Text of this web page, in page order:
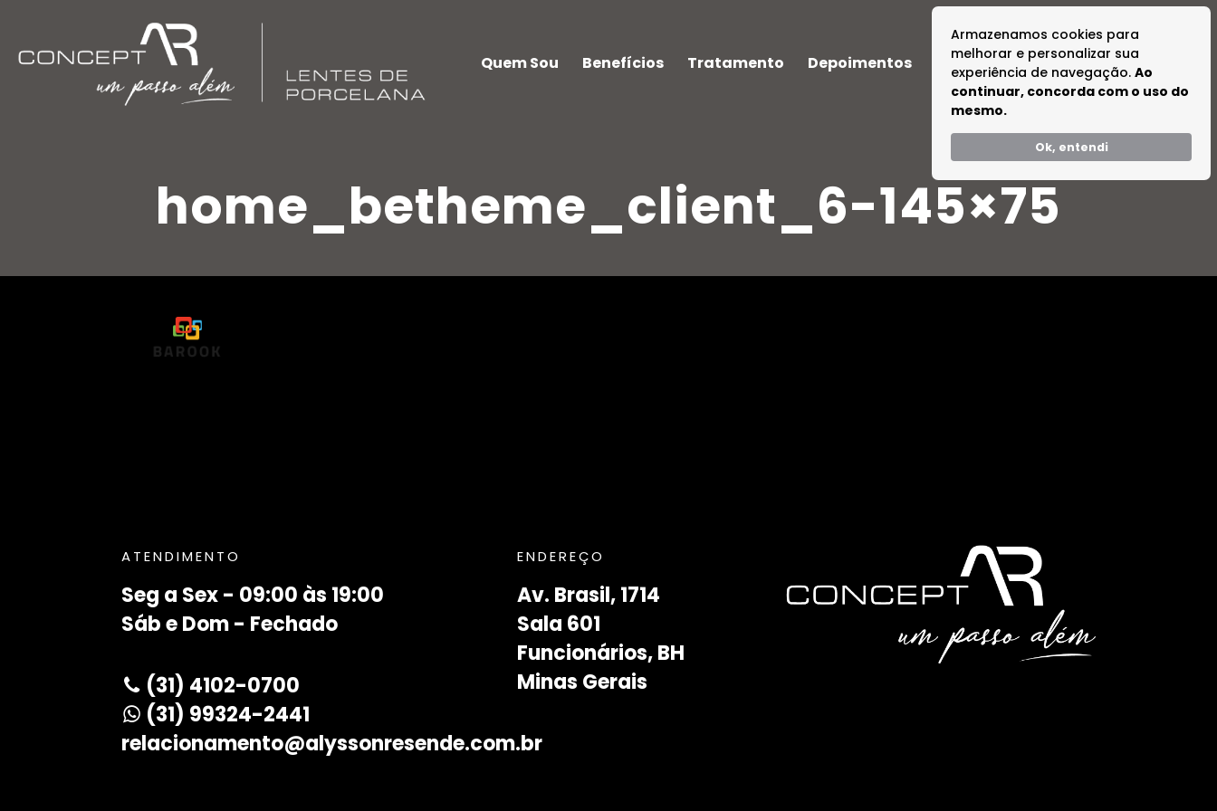
Armazenamos cookies para
melhorar e personalizar sua
experiência de navegação. Ao
continuar, concorda com o uso do
mesmo.
Ok, entendi
Quem Sou Benefícios Tratamento Depoimentos Dúvidas Tire suas Dúvidas
home_betheme_client_6-145×75
ATENDIMENTO
Seg a Sex - 09:00 às 19:00
Sáb e Dom - Fechado
(31) 4102-0700
(31) 99324-2441
relacionamento@alyssonresende.com.br
ENDEREÇO
Av. Brasil, 1714
Sala 601
Funcionários, BH
Minas Gerais